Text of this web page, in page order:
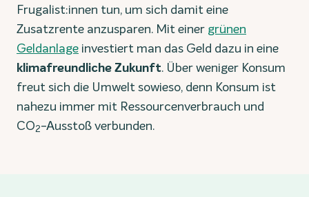
Frugalist:innen tun, um sich damit eine
Zusatzrente anzusparen. Mit einer grünen
Geldanlage investiert man das Geld dazu in eine
klimafreundliche Zukunft. Über weniger Konsum
freut sich die Umwelt sowieso, denn Konsum ist
nahezu immer mit Ressourcenverbrauch und
CO2-Ausstoß verbunden.